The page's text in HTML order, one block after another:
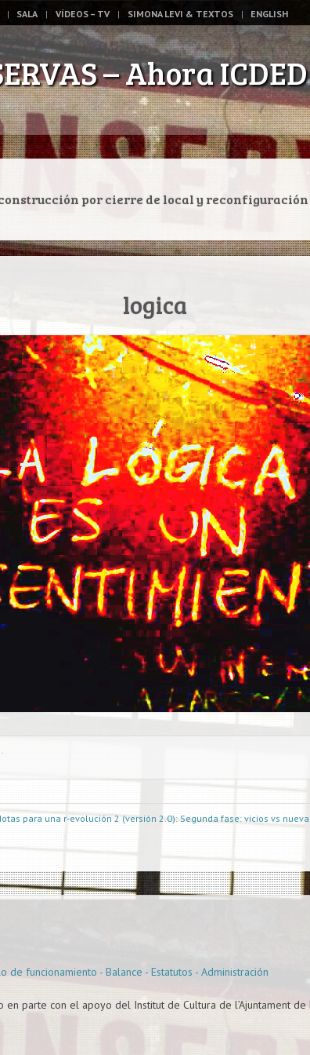
SALA VÍDEOS – TV SIMONA LEVI & TEXTOS ENGLISH
– Ahora ICDED
por cierre de local y reconfiguración
logica
para una r-evolución 2 (versión 2.0): Segunda fase: vicios vs
funcionamiento - Balance - Estatutos - Administración
en parte con el apoyo del Institut de Cultura de l’Ajuntament de